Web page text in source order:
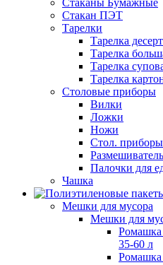
Стаканы Бумажные
Стакан ПЭТ
Тарелки
Тарелка
Тарелка
Тарелка
Тарелка
Столовые приборы
Вилки
Ложки
Ножи
Стол.
Размешиватель
Палочки для
Чашка
Мешки для мусора
Мешки для
35-60 л
Ромашка